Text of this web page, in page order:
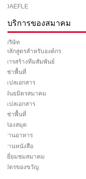
DAEFLE
บริการของสมาคม
บริษัท
หลักสูตรสำหรับองค์กร
การสร้างทีมสัมพันธ์
เช่าพื้นที่
แปลเอกสาร
พันธมิตรสมาคม
แปลเอกสาร
เช่าพื้นที่
ห้องสมุด
ร้านอาหาร
ร้านหนังสือ
เยี่ยมชมสมาคม
บัตรของขวัญ